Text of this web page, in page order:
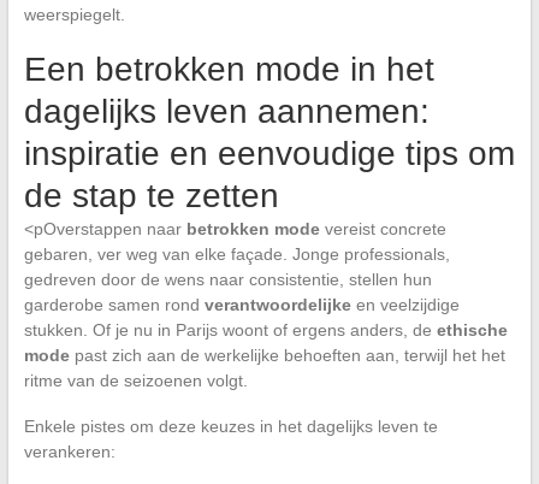
weerspiegelt.
Een betrokken mode in het
dagelijks leven aannemen:
inspiratie en eenvoudige tips om
de stap te zetten
<pOverstappen naar betrokken modevereist concrete
gebaren, ver weg van elke façade. Jonge professionals,
gedreven door de wens naar consistentie, stellen hun
garderobe samen rond verantwoordelijkeen veelzijdige
stukken. Of je nu in Parijs woont of ergens anders, de ethische
modepast zich aan de werkelijke behoeften aan, terwijl het het
ritme van de seizoenen volgt.
Enkele pistes om deze keuzes in het dagelijks leven te
verankeren: